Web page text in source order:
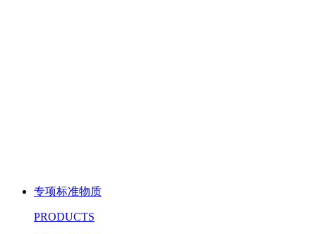
专项标准物质
PRODUCTS